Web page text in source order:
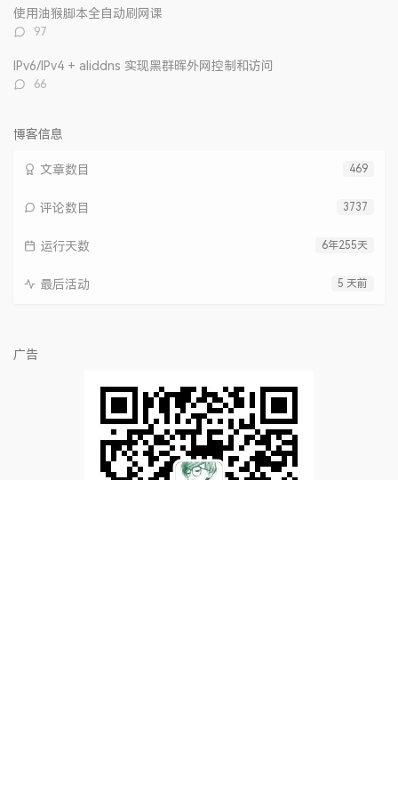
数：
使用油猴脚本全自动刷网课
评
数：
97
IPv6/IPv4 + aliddns 实现黑群晖外网控制和访问
评
66
博客信息
469
文章数目
3737
评论数目
6年255天
运行天数
5 天前
最后活动
广告